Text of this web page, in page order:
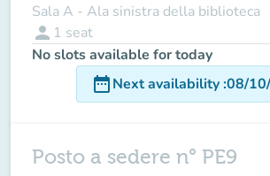
Sala A - Ala sinistra della biblioteca
person 1 seat
No slots available for today
date_rangeNext availability:08/
Posto a sedere n° PE9